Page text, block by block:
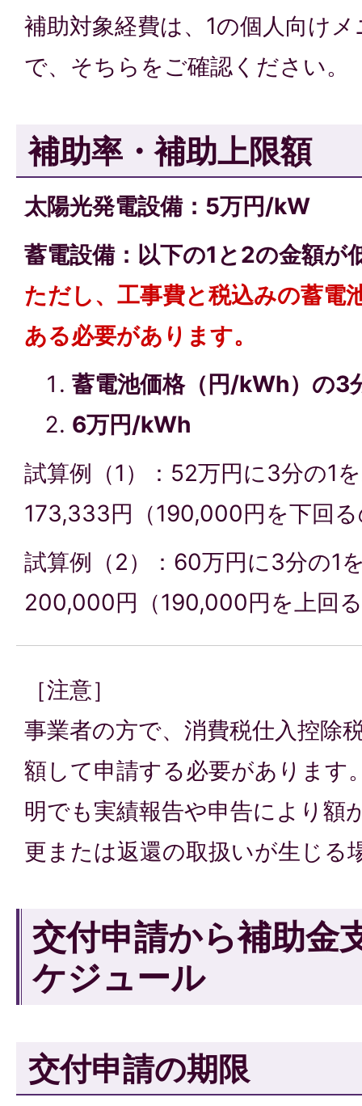
補助対象経費は、1の個人向け
で、そちらをご確認ください。
補助率・補助上限額
太陽光発電設備：5万円/kW
蓄電設備：以下の1と2の金額が
ただし、工事費と税込みの蓄電
ある必要があります。
蓄電池価格（円/kWh）の3
6万円/kWh
試算例（1）：52万円に3分の1
173,333円（190,000円を下回
試算例（2）：60万円に3分の1
200,000円（190,000円を上回
［注意］
事業者の方で、消費税仕入控除
額して申請する必要があります
明でも実績報告や申告により額
更または返還の取扱いが生じる
交付申請から補助金
ケジュール
交付申請の期限